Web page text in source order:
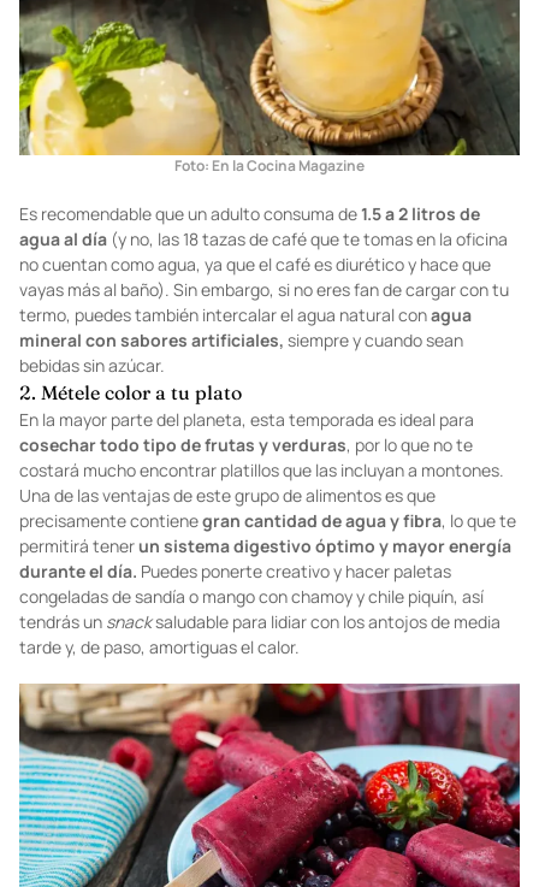
Foto: En la Cocina Magazine
Es recomendable que un adulto consuma de1.5 a 2 litros de
agua al día (y no, las 18 tazas de café que te tomas en la oficina
no cuentan como agua, ya que el café es diurético y hace que
vayas más al baño). Sin embargo, si no eres fan de cargar con tu
termo, puedes también intercalar el agua natural conagua
mineral con sabores artificiales, siempre y cuando sean
bebidas sin azúcar.
2. Métele color a tu plato
En la mayor parte del planeta, esta temporada es ideal para
cosechar todo tipo de frutas y verduras, por lo que no te
costará mucho encontrar platillos que las incluyan a montones.
Una de las ventajas de este grupo de alimentos es que
precisamente contienegran cantidad de agua y fibra, lo que te
permitirá tenerun sistema digestivo óptimo y mayor energía
durante el día. Puedes ponerte creativo y hacer paletas
congeladas de sandía o mango con chamoy y chile piquín, así
tendrás un snacksaludable para lidiar con los antojos de media
tarde y, de paso, amortiguas el calor.